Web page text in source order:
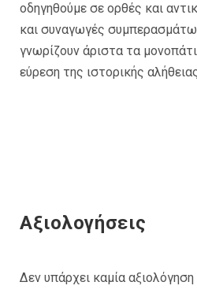
οδηγηθούμε σε ορθές και
και συναγωγές
γνωρίζουν άριστα τα
εύρεση της ιστορικής
Αξιολογήσεις
Δεν υπάρχει καμία